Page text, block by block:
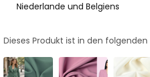
Niederlande und Belgiens
Dieses Produkt ist in den folgenden